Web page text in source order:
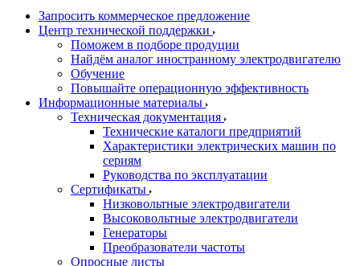
Запросить коммерческое предложение
Центр технической поддержки
Поможем в подборе продуции
Найдём аналог иностранному электродвигателю
Обучение
Повышайте операционную эффективность
Информационные материалы
Техническая документация
Технические каталоги предприятий
Характеристики электрических машин по
сериям
Руководства по эксплуатации
Сертификаты
Низковольтные электродвигатели
Высоковольтные электродвигатели
Генераторы
Преобразователи частоты
Опросные листы